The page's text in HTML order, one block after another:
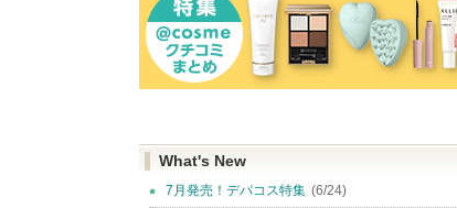
What's New
7月発売！デパコス特集 (6/24)